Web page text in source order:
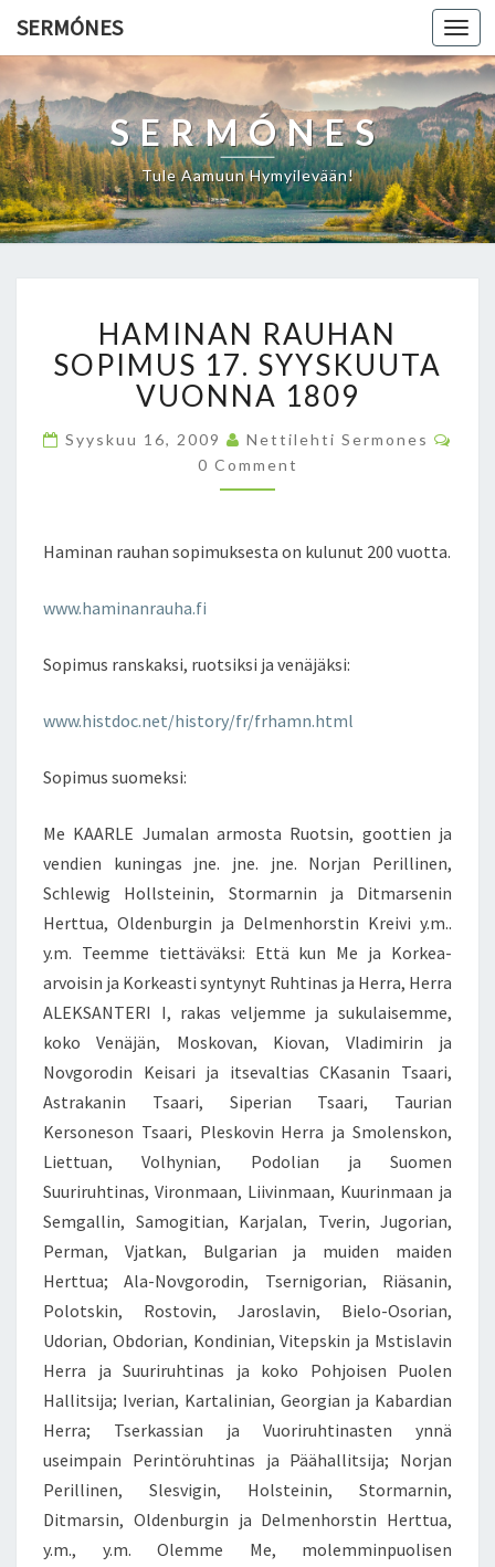
SERMÓNES
SERMÓNES
Tule Aamuun Hymyilevään!
M
I
N
A
H
P
M
.
S
Y
Y
K
U
U
T
U
O
N
N
1
8
9
HAMINAN RAUHAN
SOPIMUS 17. SYYSKUUTA
VUONNA 1809
Syyskuu 16, 2009 Nettilehti Sermones
0 Comment
Haminan rauhan sopimuksesta on kulunut 200 vuotta.
www.haminanrauha.fi
Sopimus ranskaksi, ruotsiksi ja venäjäksi:
www.histdoc.net/history/fr/frhamn.html
Sopimus suomeksi:
Me KAARLE Jumalan armosta Ruotsin, goottien ja
vendien kuningas jne. jne. jne. Norjan Perillinen,
Schlewig Hollsteinin, Stormarnin ja Ditmarsenin
Herttua, Oldenburgin ja Delmenhorstin Kreivi y.m..
y.m. Teemme tiettäväksi: Että kun Me ja Korkea-
arvoisin ja Korkeasti syntynyt Ruhtinas ja Herra, Herra
ALEKSANTERI I, rakas veljemme ja sukulaisemme,
koko Venäjän, Moskovan, Kiovan, Vladimirin ja
Novgorodin Keisari ja itsevaltias CKasanin Tsaari,
Astrakanin Tsaari, Siperian Tsaari, Taurian
Kersoneson Tsaari, Pleskovin Herra ja Smolenskon,
Liettuan, Volhynian, Podolian ja Suomen
Suuriruhtinas, Vironmaan, Liivinmaan, Kuurinmaan ja
Semgallin, Samogitian, Karjalan, Tverin, Jugorian,
Perman, Vjatkan, Bulgarian ja muiden maiden
Herttua; Ala-Novgorodin, Tsernigorian, Riäsanin,
Polotskin, Rostovin, Jaroslavin, Bielo-Osorian,
Udorian, Obdorian, Kondinian, Vitepskin ja Mstislavin
Herra ja Suuriruhtinas ja koko Pohjoisen Puolen
Hallitsija; Iverian, Kartalinian, Georgian ja Kabardian
Herra; Tserkassian ja Vuoriruhtinasten ynnä
useimpain Perintöruhtinas ja Päähallitsija; Norjan
Perillinen, Slesvigin, Holsteinin, Stormarnin,
Ditmarsin, Oldenburgin ja Delmenhorstin Herttua,
y.m., y.m. Olemme Me, molemminpuolisen